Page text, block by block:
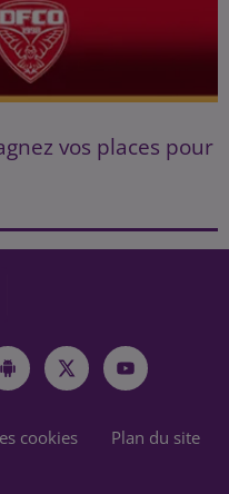
vos places pour
cookies Plan du site